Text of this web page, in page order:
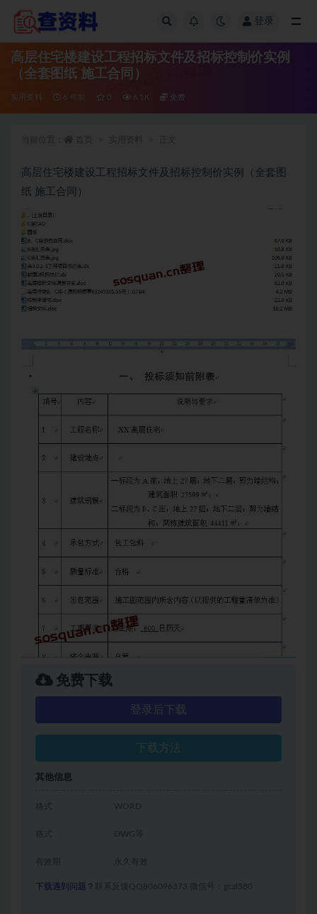
登录
高层住宅楼建设工程招标文件及招标控制价实例
（全套图纸 施工合同）
实用资料 6 年前 0 6.1K 免费
高层住宅楼建设工程招标文件及招标控制价实例（全套图
纸 施工合同）
免费下载
登录后下载
下载方法
其他信息
格式 WORD
格式 DWG等
有效期 永久有效
下载遇到问题？ 联系反馈QQ806096373 微信号：gczl580